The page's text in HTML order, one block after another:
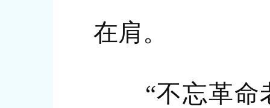
在肩。
“不忘革命老